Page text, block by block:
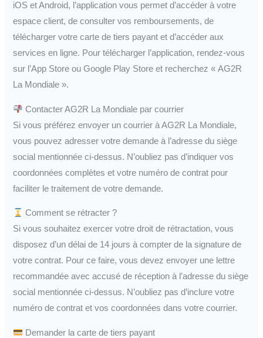
iOS et Android, l’application vous permet d’accéder à votre
espace client, de consulter vos remboursements, de
télécharger votre carte de tiers payant et d’accéder aux
services en ligne. Pour télécharger l’application, rendez-vous
sur l’App Store ou Google Play Store et recherchez « AG2R
La Mondiale ».
Contacter AG2R La Mondiale par courrier
Si vous préférez envoyer un courrier à AG2R La Mondiale,
vous pouvez adresser votre demande à l’adresse du siège
social mentionnée ci-dessus. N’oubliez pas d’indiquer vos
coordonnées complètes et votre numéro de contrat pour
faciliter le traitement de votre demande.
Comment se rétracter ?
Si vous souhaitez exercer votre droit de rétractation, vous
disposez d’un délai de 14 jours à compter de la signature de
votre contrat. Pour ce faire, vous devez envoyer une lettre
recommandée avec accusé de réception à l’adresse du siège
social mentionnée ci-dessus. N’oubliez pas d’inclure votre
numéro de contrat et vos coordonnées dans votre courrier.
Demander la carte de tiers payant